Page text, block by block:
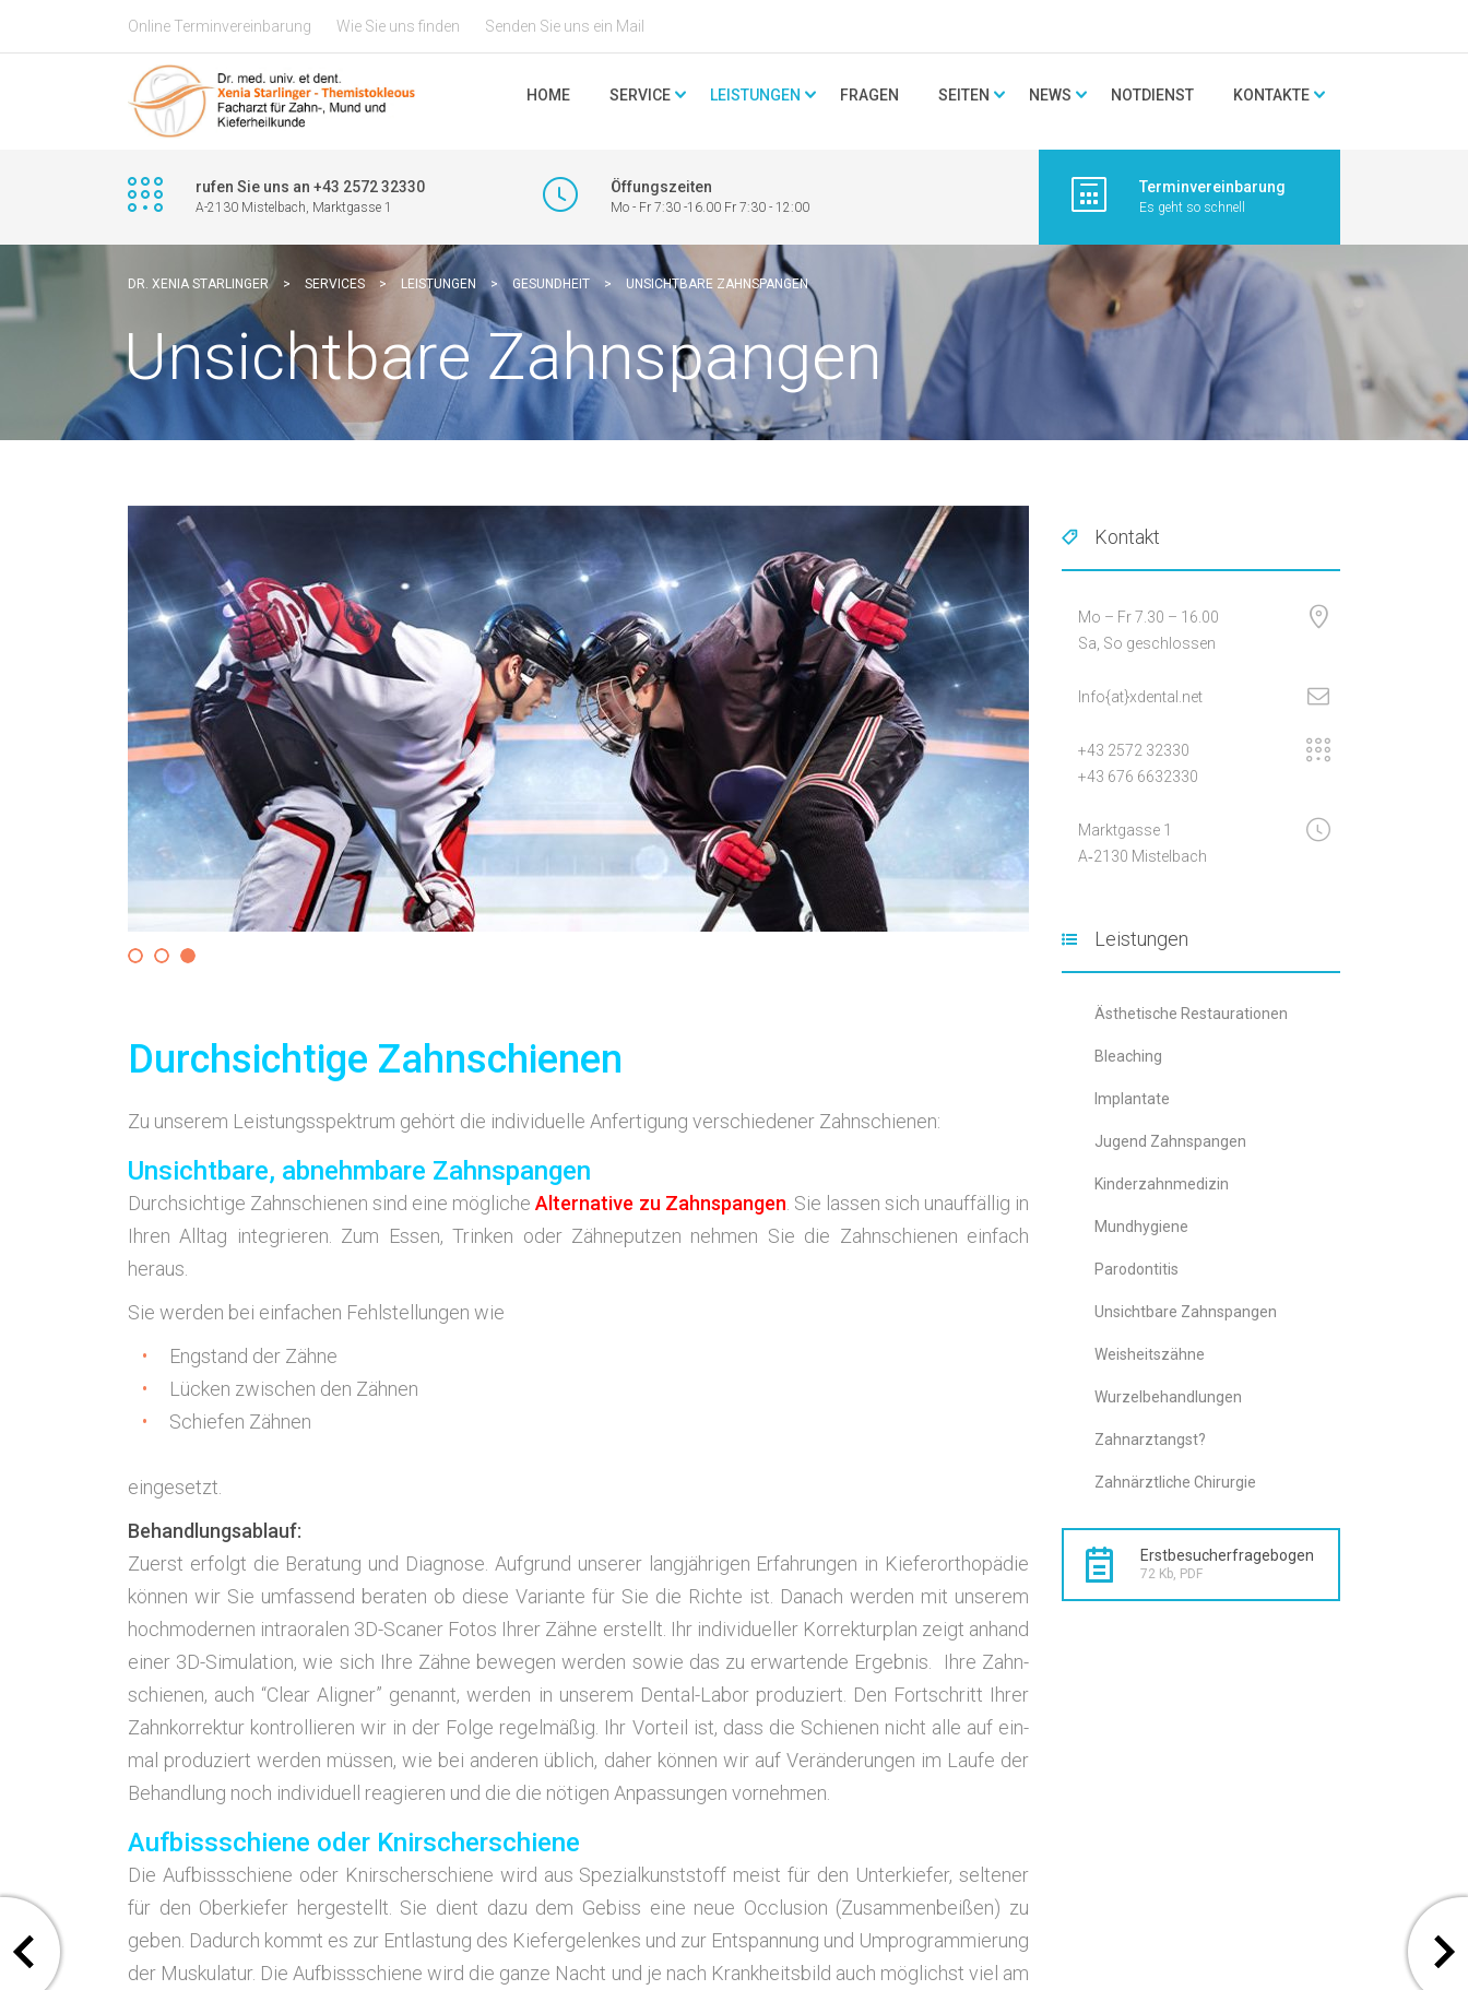
Online Terminvereinbarung Wie Sie uns finden Senden Sie uns ein Mail
HOME SERVICE LEISTUNGEN FRAGEN SEITEN NEWS NOTDIENST KONTAKTE
rufen Sie uns an +43 2572 32330
A-2130 Mistelbach, Marktgasse 1
Öffungszeiten
Mo - Fr 7:30 -16.00 Fr 7:30 - 12:00
Terminvereinbarung
Es geht so schnell
DR. XENIA STARLINGER > SERVICES > LEISTUNGEN > GESUNDHEIT > UNSICHTBARE ZAHNSPANGEN
Unsichtbare Zahnspangen
Durchsichtige Zahnschienen
Zu unse­rem Leis­tungs­spek­trum gehört die indi­vi­du­el­le Anfer­ti­gung ver­schie­de­ner Zahnschienen:
Unsichtbare, abnehmbare Zahnspangen
Durch­sich­ti­ge Zahn­schie­nen sind eine mög­li­cheAlter­na­ti­ve zu Zahn­span­gen . Sie las­sen sich unauf­fäl­lig in
Ihren All­tag inte­grie­ren. Zum Essen, Trin­ken oder Zäh­ne­put­zen neh­men Sie die Zahn­schie­nen ein­fach
heraus.
Sie wer­den bei ein­fa­chen Fehl­stel­lun­gen wie
Eng­stand der Zähne
Lücken zwi­schen den Zähnen
Schie­fen Zähnen
ein­ge­setzt.
Behand­lungs­ab­lauf:
Zuerst erfolgt die Bera­tung und Dia­gno­se. Auf­grund unse­rer lang­jäh­ri­gen Erfah­run­gen in Kie­fer­or­tho­pä­die
kön­nen wir Sie umfas­send bera­ten ob die­se Vari­an­te für Sie die Rich­te ist. Danach wer­den mit unse­rem
hoch­mo­der­nen intra­ora­len 3D-Sca­ner Fotos Ihrer Zäh­ne erstellt. Ihr indi­vi­du­el­ler Kor­rek­tur­plan zeigt anhand
einer 3D-Simu­la­ti­on, wie sich Ihre Zäh­ne bewe­gen wer­den sowie das zu erwar­ten­de Ergeb­nis. Ihre Zahn­
schie­nen, auch “Clear Ali­gner” genannt, wer­den in unse­rem Den­tal-Labor pro­du­ziert. Den Fort­schritt Ihrer
Zahn­kor­rek­tur kon­trol­lie­ren wir in der Fol­ge regel­mä­ßig. Ihr Vor­teil ist, dass die Schie­nen nicht alle auf ein­
mal pro­du­ziert wer­den müs­sen, wie bei ande­ren üblich, daher kön­nen wir auf Ver­än­de­run­gen im Lau­fe der
Behand­lung noch indi­vi­du­ell reagie­ren und die die nöti­gen Anpas­sun­gen vornehmen.
Aufbissschiene oder Knirscherschiene
Die Auf­biss­schie­ne oder Knir­scher­schie­ne wird aus Spe­zi­al­kunst­stoff meist für den Unter­kie­fer, sel­te­ner
für den Ober­kie­fer her­ge­stellt. Sie dient dazu dem Gebiss eine neue Occlu­si­on (Zusam­men­bei­ßen) zu
geben. Dadurch kommt es zur Ent­las­tung des Kie­fer­ge­len­kes und zur Ent­span­nung und Umpro­gram­mie­rung
der Mus­ku­la­tur. Die Auf­biss­schie­ne wird die gan­ze Nacht und je nach Krank­heits­bild auch mög­lichst viel am
Kontakt
Mo – Fr 7.30 – 16.00
Sa, So geschlossen
Info{at}xdental.net
+43 2572 32330
+43 676 6632330
Markt­gas­se 1
A‑2130 Mistelbach
Leistungen
Ästhe­ti­sche Restaurationen
Blea­ching
Implan­ta­te
Jugend Zahn­span­gen
Kin­der­zahn­me­di­zin
Mund­hy­gie­ne
Paro­dontitis­
Unsicht­ba­re Zahnspangen
Weis­heits­zäh­ne
Wur­zel­be­hand­lun­gen
Zahn­arz­tangst?
Zahn­ärzt­li­che Chirurgie
Erst­be­su­cher­fra­ge­bo­gen
72 Kb, PDF